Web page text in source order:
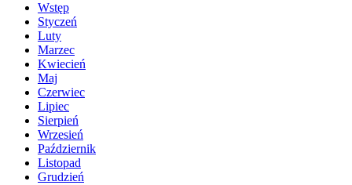
Wstęp
Styczeń
Luty
Marzec
Kwiecień
Maj
Czerwiec
Lipiec
Sierpień
Wrzesień
Październik
Listopad
Grudzień